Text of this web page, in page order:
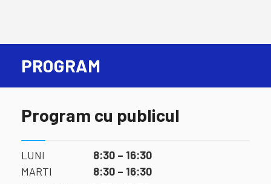
PROGRAM
Program cu publicul
LUNI 8:30 – 16:30
MARTI 8:30 – 16:30